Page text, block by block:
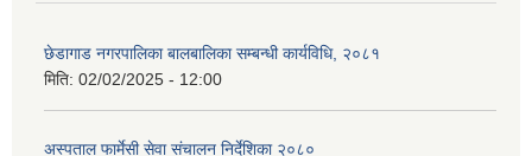
छेडागाड नगरपालिका बालबालिका सम्बन्धी कार्यविधि, २०८१
मिति: 02/02/2025 - 12:00
अस्पताल फार्मेसी सेवा संचालन निर्देशिका २०८०